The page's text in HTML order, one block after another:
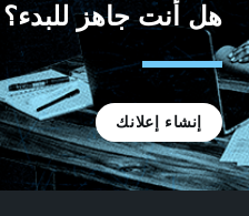
هل أنت جاهز للبدء؟
إنشاء إعلانك